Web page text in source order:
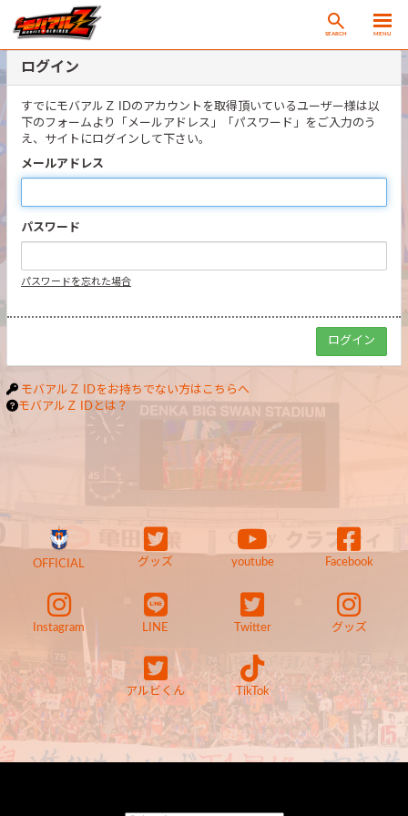
SEARCH MENU
ログイン
すでにモバアルＺ IDのアカウントを取得頂いているユーザー様は以
下のフォームより「メールアドレス」「パスワード」をご入力のう
え、サイトにログインして下さい。
メールアドレス
パスワード
パスワードを忘れた場合
モバアルＺ IDをお持ちでない方はこちらへ
モバアルＺ IDとは？
OFFICIAL グッズ youtube Facebook
Instagram LINE Twitter グッズ
アルビくん TikTok